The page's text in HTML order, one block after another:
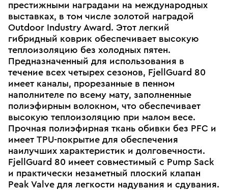
престижными наградами на международных
выставках, в том числе золотой наградой
Outdoor Industry Award. Этот легкий
гибридный коврик обеспечивает высокую
теплоизоляцию без холодных пятен.
Предназначенный для использования в
течение всех четырех сезонов, FjellGuard 80
имеет каналы, прорезанные в пенном
наполнителе по всему мату, заполненные
полиэфирным волокном, что обеспечивает
высокую теплоизоляцию при малом весе.
Прочная полиэфирная ткань обивки без PFC и
имеет TPU-покрытие для обеспечения
наилучших характеристик и долговечности.
FjellGuard 80 имеет совместимый с Pump Sack
и практически незаметный плоский клапан
Peak Valve для легкости надувания и сдувания.